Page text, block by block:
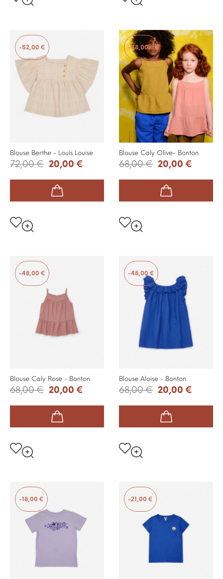
-52,00 €
Blouse Berthe - Louis Louise
72,00 € 20,00 €
-48,00 €
Blouse Caly Olive- Bonton
68,00 € 20,00 €
-48,00 €
Blouse Caly Rose - Bonton
68,00 € 20,00 €
-48,00 €
Blouse Aloise - Bonton
68,00 € 20,00 €
-18,00 € -21,00 €